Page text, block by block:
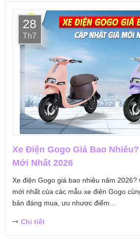
28
Th7
Xe Điện Gogo Giá Bao
Mới Nhất 2026
Xe điện Gogo giá bao nhiêu năm 2026?
mới nhất của các mẫu xe điện Gogo
bản đáng mua, ưu nhược điểm...
Chi tiết